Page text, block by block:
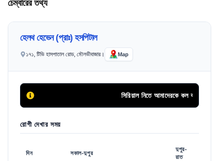
চেম্বারের তথ্য
হেলথ হেভেন (প্রাঃ) হসপিটাল
১৭১, টিভি হাসপাতাল রোড, মৌলভীবাজার। Map
সিরিয়াল নিতে আমাদেরকে কল করুন
রোগী দেখার সময়
দিন সকাল-দুপুর
দুপুর-
রাত